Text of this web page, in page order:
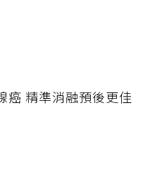
癌 精準消融預後更佳